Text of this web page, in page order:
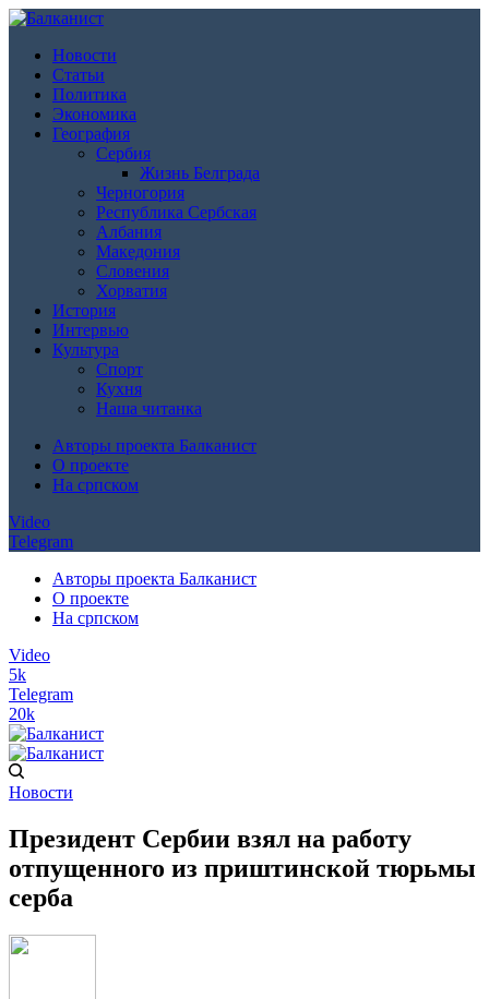
Новости
Статьи
Политика
Экономика
География
Сербия
Жизнь Белграда
Черногория
Республика Сербская
Албания
Македония
Словения
Хорватия
История
Интервью
Культура
Спорт
Кухня
Наша читанка
Авторы проекта Балканист
О проекте
На српском
Video
Telegram
Авторы проекта Балканист
О проекте
На српском
Video
5k
Telegram
20k
Новости
Президент Сербии взял на работу
отпущенного из приштинской тюрьмы
серба